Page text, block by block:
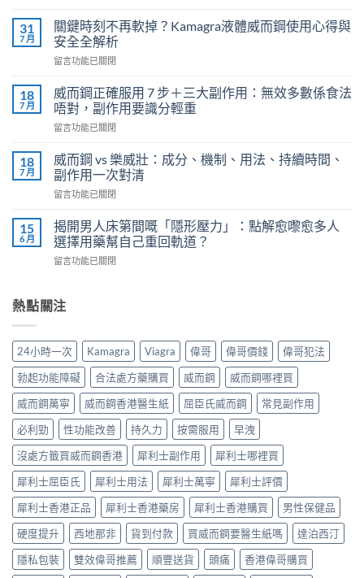
利
勁
（Priligy）
正
用
法
全
解
泌
尿
醫
教
你
安
效
改
早
洩〉
中
31
7 月
關鍵時刻不再軟掉？Kamagra液體威而鋼使用心得與
安全全解析
在
鍵
時
刻
不
軟
掉？
Kamagra
液
威
而
使
得
全
全
解
析〉
中
留言功能已關閉
18
7 月
威而鋼正確服用 7 步＋三大副作用：無效多數係食法
唔對，副作用要識分輕重
在
而
鋼
正
確
用
7
步
＋
副
效
多
數
係
食
唔
對，
副
作
用
要
識
分
輕
重〉
留言功能已關閉
18
7 月
威而鋼 vs 樂威壯：成分、機制、用法、持續時間、
副作用一次對清
在
而
鋼
vs
樂
成
制、
用
法、
持
續
時
間、
副
作
用
一
次
對
清〉
中
留言功能已關閉
15
6 月
揭開男人床第間嘅「隱形壓力」：點解愈嚟愈多人
選擇用藥幫自己重回軌道？
在
男
人
第
嘅
「隱
形
壓
力」：
點
解
愈
嚟
愈
多
人
選
擇
用
留言功能已關閉
熱點關注
24小時一次 Kamagra Viagra 偉哥 偉哥價錢
偉哥犯法
勃起功能障礙
合法處方藥購買 威而鋼
威而鋼哪裡買
威而鋼萬寧
威而鋼香港醫生紙 屈臣氏威而鋼
常見副作用
必利勁
性功能改善 持久力 按需服用
早洩
沒處方籤買威而鋼香港
犀利士副作用
犀利士哪裡買
犀利士屈臣氏
犀利士用法 犀利士萬寧
犀利士評價
犀利士香港正品
犀利士香港藥房 犀利士香港購買
男性保健品
硬度提升
西地那非 貨到付款 買威而鋼要醫生紙嗎
達泊西汀
隱私包裝
雙效偉哥推薦 順豐送貨 頭痛 香港偉哥購買